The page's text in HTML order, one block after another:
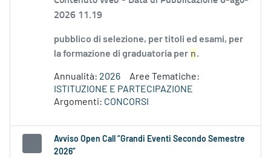
2026 11.19
pubblico di selezione, per titoli ed esami, per
la formazione di graduatoria per n.
Annualità: 2026
Aree Tematiche:
ISTITUZIONE E PARTECIPAZIONE
Argomenti: CONCORSI
Avviso Open Call “Grandi Eventi Secondo Semestre
2026”